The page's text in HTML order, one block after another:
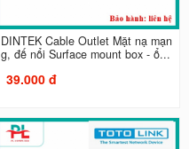
DINTEK Cable Outlet Mặt nạ mạn
g, đế nổi Surface mount box - ổ...
39.000 đ